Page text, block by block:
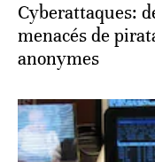
Cyberattaques:
menacés de
anonymes